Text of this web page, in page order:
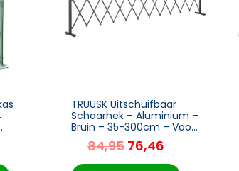
X
TRUUSK Uitschuifbaar
Schaarhek – Aluminium –
Bruin – 35-300cm – Voor
Tuin – H103,5cm
84,95 76,46